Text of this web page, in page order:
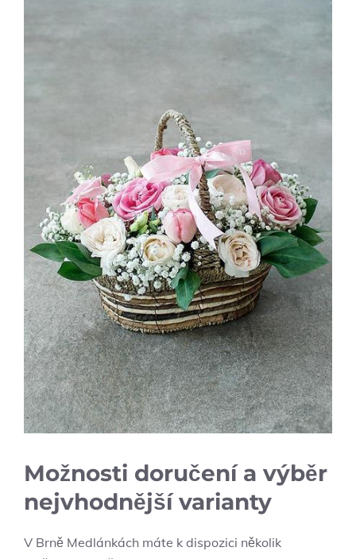
Možnosti doručení a výběr
nejvhodnější varianty
V Brně Medlánkách máte k dispozici několik